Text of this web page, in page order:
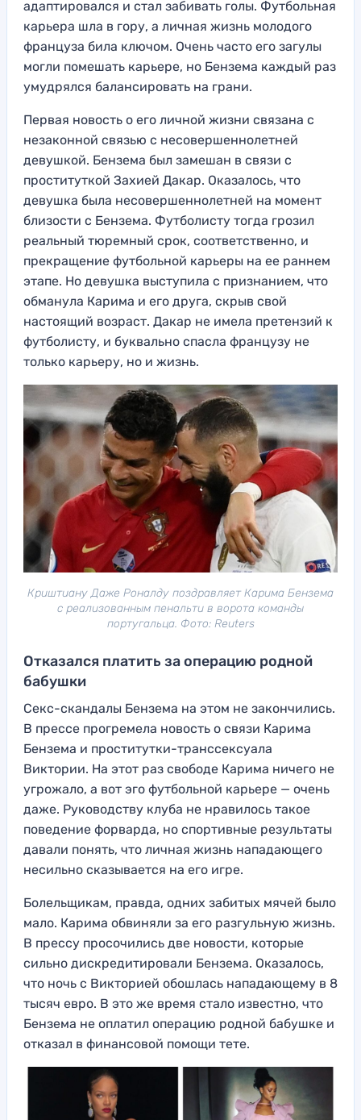
адаптировался и стал забивать голы. Футбольная
карьера шла в гору, а личная жизнь молодого
француза била ключом. Очень часто его загулы
могли помешать карьере, но Бензема каждый раз
умудрялся балансировать на грани.
Первая новость о его личной жизни связана с
незаконной связью с несовершеннолетней
девушкой. Бензема был замешан в связи с
проституткой Захией Дакар. Оказалось, что
девушка была несовершеннолетней на момент
близости с Бензема. Футболисту тогда грозил
реальный тюремный срок, соответственно, и
прекращение футбольной карьеры на ее раннем
этапе. Но девушка выступила с признанием, что
обманула Карима и его друга, скрыв свой
настоящий возраст. Дакар не имела претензий к
футболисту, и буквально спасла французу не
только карьеру, но и жизнь.
Криштиану Даже Роналду поздравляет Карима Бензема
с реализованным пенальти в ворота команды
португальца. Фото: Reuters
Отказался платить за операцию родной
бабушки
Секс-скандалы Бензема на этом не закончились.
В прессе прогремела новость о связи Карима
Бензема и проститутки-транссексуала
Виктории. На этот раз свободе Карима ничего не
угрожало, а вот эго футбольной карьере — очень
даже. Руководству клуба не нравилось такое
поведение форварда, но спортивные результаты
давали понять, что личная жизнь нападающего
несильно сказывается на его игре.
Болельщикам, правда, одних забитых мячей было
мало. Карима обвиняли за его разгульную жизнь.
В прессу просочились две новости, которые
сильно дискредитировали Бензема. Оказалось,
что ночь с Викторией обошлась нападающему в 8
тысяч евро. В это же время стало известно, что
Бензема не оплатил операцию родной бабушке и
отказал в финансовой помощи тете.